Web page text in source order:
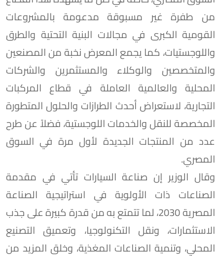
من طفرة غير مسبوقة مدعومة بالمشروعات
القومية الكبرى في مجالات البنية التحتية والطرق
واللوجستيات، كما يجمع المعرض نخبة من المصنعين
والمتخصصين والوكلاء والمستثمرين والشركات
المحلية والعالمية العاملة في قطاع المركبات
التجارية، لاستعراض أحدث الطرازات والحلول المتطورة
المخصصة للنقل والخدمات اللوجستية، فضلاً عن طرح
عدد من المنتجات الجديدة لأول مرة في السوق
المصري.
وقال الوزير إن صناعة السيارات تأتي في مقدمة
الصناعات ذات الأولوية في استراتيجية الصناعة
المصرية 2030، لما تتمتع به من قدرة كبيرة على جذب
الاستثمارات، ونقل التكنولوجيا، وتعميق التصنيع
المحلي، وتنمية الصناعات المغذية، وخلق المزيد من